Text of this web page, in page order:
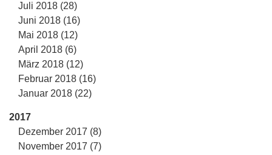
Juli 2018 (28)
Juni 2018 (16)
Mai 2018 (12)
April 2018 (6)
März 2018 (12)
Februar 2018 (16)
Januar 2018 (22)
2017
Dezember 2017 (8)
November 2017 (7)